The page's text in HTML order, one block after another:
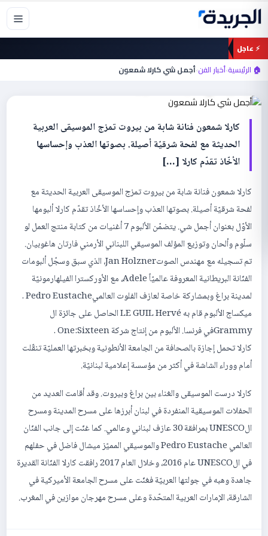
تخطي
المحتوى
⚡ عاجل
🏠 الرئيسية›أخبار الفن›أجمل شي كارلا شمعون أخبار الفن
كارلا شمعون فنانة شابة من بيروت تمزج الموسيقى العربية
الحديثة مع لفحة شرقيّة أصيلة. بصوتها العذب وإحساسها
الأخّاذ تقدّم كارلا […]
كارلا شمعون فنانة شابة من بيروت تمزج الموسيقى العربية الحديثة مع
لفحة شرقيّة أصيلة. بصوتها العذب وإحساسها الأخّاذ تقدّم كارلا ألبومها
الأوّل بعنوان أجمل شي. يتضمّن الألبوم 7 أغنيات من كتابة منتج العمل لو
سلّوم وألحان وتوزيع المؤلف الموسيقي اللبناني الأرمني فارتان هاغوبيان.
تم تسجيله مع مهندس الصوتJan Holzner، الذي سبق وسجّل ألبومات
الفنّانة البريطانية المعروفة عالميّاً Adele، مع الأوركسترا الفيلهارمونيّة
لمدينة براغ وبمشاركة خاصة لعازف الفلوت العالميPedro Eustache .
ميكساج الألبوم قام به LE GUIL Hervé الحاصل على جائزة ال
Grammyفي فرنسا. الألبوم من إنتاج شركة One:Sixteen .
كارلا تحمل إجازة بالصحافة من الجامعة الأنطونية وبخبرتها العمليّة تنقّلت
أمام ووراء الشاشة في أكثر من مؤسسة إعلامية لبنانيّة.
كارلا درست الموسيقى والغناء بين براغ وبيروت. وقد أقامت العديد من
الحفلات الموسيقية المنفردة في لبنان أبرزها على مسرح المدينة ومسرح
الUNESCO بمرافقة 30 عازف لبناني وعالمي. كما غنّت إلى جانب الفنّان
العالمي Pedro Eustache والموسيقي المميّز ميشال فاضل في حفلهم
في الUNESCO عام 2016، وخلال العام 2017 رافقت كارلا الفنّانة القديرة
جاهدة وهبه في جولتها العربيّة فغنّت على مسرح الجامعة الأميركية في
الشارقة، الإمارات العربية المتحّدة وعلى مسرح مهرجان موازين في المغرب.